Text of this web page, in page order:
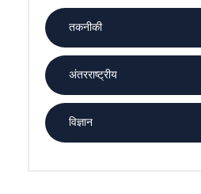
तकनीकी
अंतरराष्ट्रीय
विज्ञान